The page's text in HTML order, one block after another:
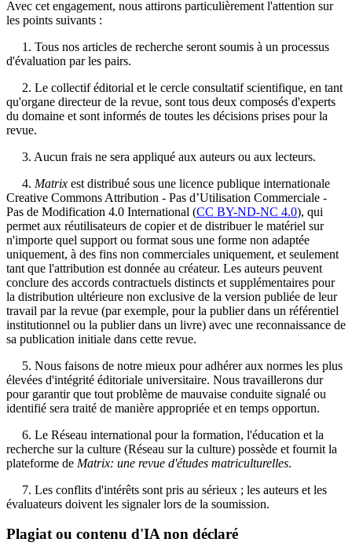
Avec cet engagement, nous attirons particulièrement l'attention sur
les points suivants :
1. Tous nos articles de recherche seront soumis à un processus
d'évaluation par les pairs.
2. Le collectif éditorial et le cercle consultatif scientifique, en tant
qu'organe directeur de la revue, sont tous deux composés d'experts
du domaine et sont informés de toutes les décisions prises pour la
revue.
3. Aucun frais ne sera appliqué aux auteurs ou aux lecteurs.
4. Matrix est distribué sous une licence publique internationale
Creative Commons Attribution - Pas d’Utilisation Commerciale -
Pas de Modification 4.0 International (CC BY-ND-NC 4.0), qui
permet aux réutilisateurs de copier et de distribuer le matériel sur
n'importe quel support ou format sous une forme non adaptée
uniquement, à des fins non commerciales uniquement, et seulement
tant que l'attribution est donnée au créateur. Les auteurs peuvent
conclure des accords contractuels distincts et supplémentaires pour
la distribution ultérieure non exclusive de la version publiée de leur
travail par la revue (par exemple, pour la publier dans un référentiel
institutionnel ou la publier dans un livre) avec une reconnaissance de
sa publication initiale dans cette revue.
5. Nous faisons de notre mieux pour adhérer aux normes les plus
élevées d'intégrité éditoriale universitaire. Nous travaillerons dur
pour garantir que tout problème de mauvaise conduite signalé ou
identifié sera traité de manière appropriée et en temps opportun.
6. Le Réseau international pour la formation, l'éducation et la
recherche sur la culture (Réseau sur la culture) possède et fournit la
plateforme de Matrix: une revue d'études matriculturelles.
7. Les conflits d'intérêts sont pris au sérieux ; les auteurs et les
évaluateurs doivent les signaler lors de la soumission.
Plagiat ou contenu d'IA non déclaré